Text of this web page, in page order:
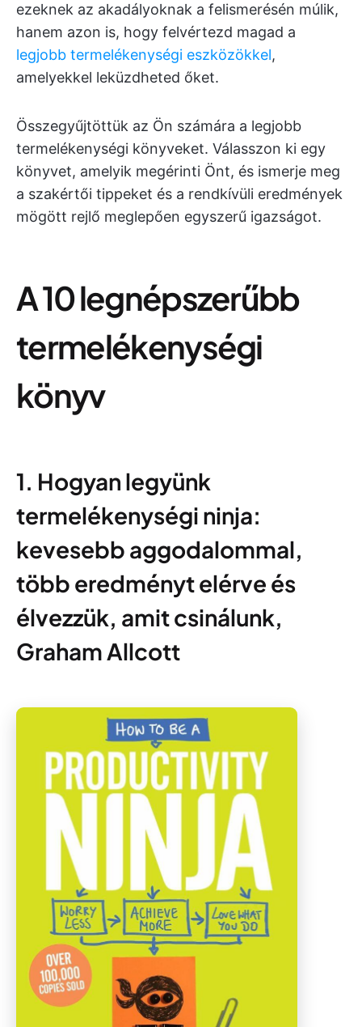
ezeknek az akadályoknak a felismerésén múlik,
hanem azon is, hogy felvértezd magad a
legjobb termelékenységi eszközökkel,
amelyekkel leküzdheted őket.
Összegyűjtöttük az Ön számára a legjobb
termelékenységi könyveket. Válasszon ki egy
könyvet, amelyik megérinti Önt, és ismerje meg
a szakértői tippeket és a rendkívüli eredmények
mögött rejlő meglepően egyszerű igazságot.
A 10 legnépszerűbb
termelékenységi
könyv
1. Hogyan legyünk
termelékenységi ninja:
kevesebb aggodalommal,
több eredményt elérve és
élvezzük, amit csinálunk,
Graham Allcott